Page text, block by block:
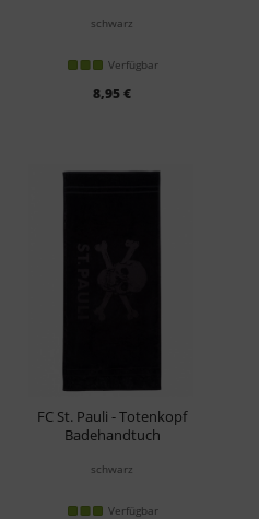
schwarz
Verfügbar
8,95 €
FC St. Pauli - Totenkopf
Badehandtuch
schwarz
Verfügbar